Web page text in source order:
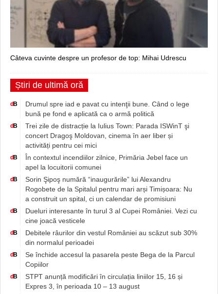
Câteva cuvinte despre un profesor de top: Mihai Udrescu
Știri de ultimă oră
d B
Drumul spre iad e pavat cu intenţii bune. Când o lege
bună pe fond e aplicată ca o armă politică
d B
Trei zile de distracție la Iulius Town: Parada ISWinT şi
concert Dragoş Moldovan, cinema în aer liber și
activități pentru cei mici
d B
În contextul incendiilor zilnice, Primăria Jebel face un
apel la locuitorii comunei
d B
Sorin Şipoş numără “inaugurările” lui Alexandru
Rogobete de la Spitalul pentru mari arși Timișoara: Nu
a construit un spital, ci un calendar de promisiuni
d B
Dueluri interesante în turul 3 al Cupei României. Vezi cu
cine joacă vesticele
d B
Debitele râurilor din vestul României au scăzut sub 30%
din normalul perioadei
d B
Se închide accesul la pasarela peste Bega de la Parcul
Copiilor
d B
STPT anunță modificări în circulația liniilor 15, 16 și
Expres 3, în perioada 10 – 13 august